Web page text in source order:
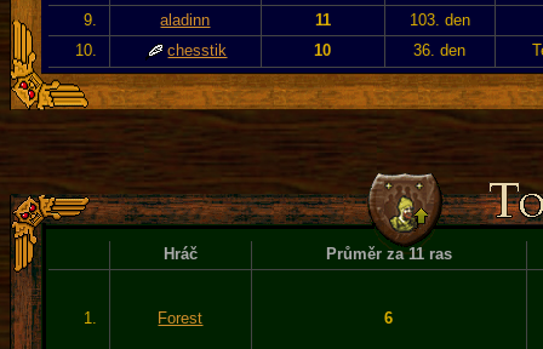
9.
aladinn 11
103. den
10.
chesstik 10 36. den
Hráč Průměr za 11 ras
1. Forest 6